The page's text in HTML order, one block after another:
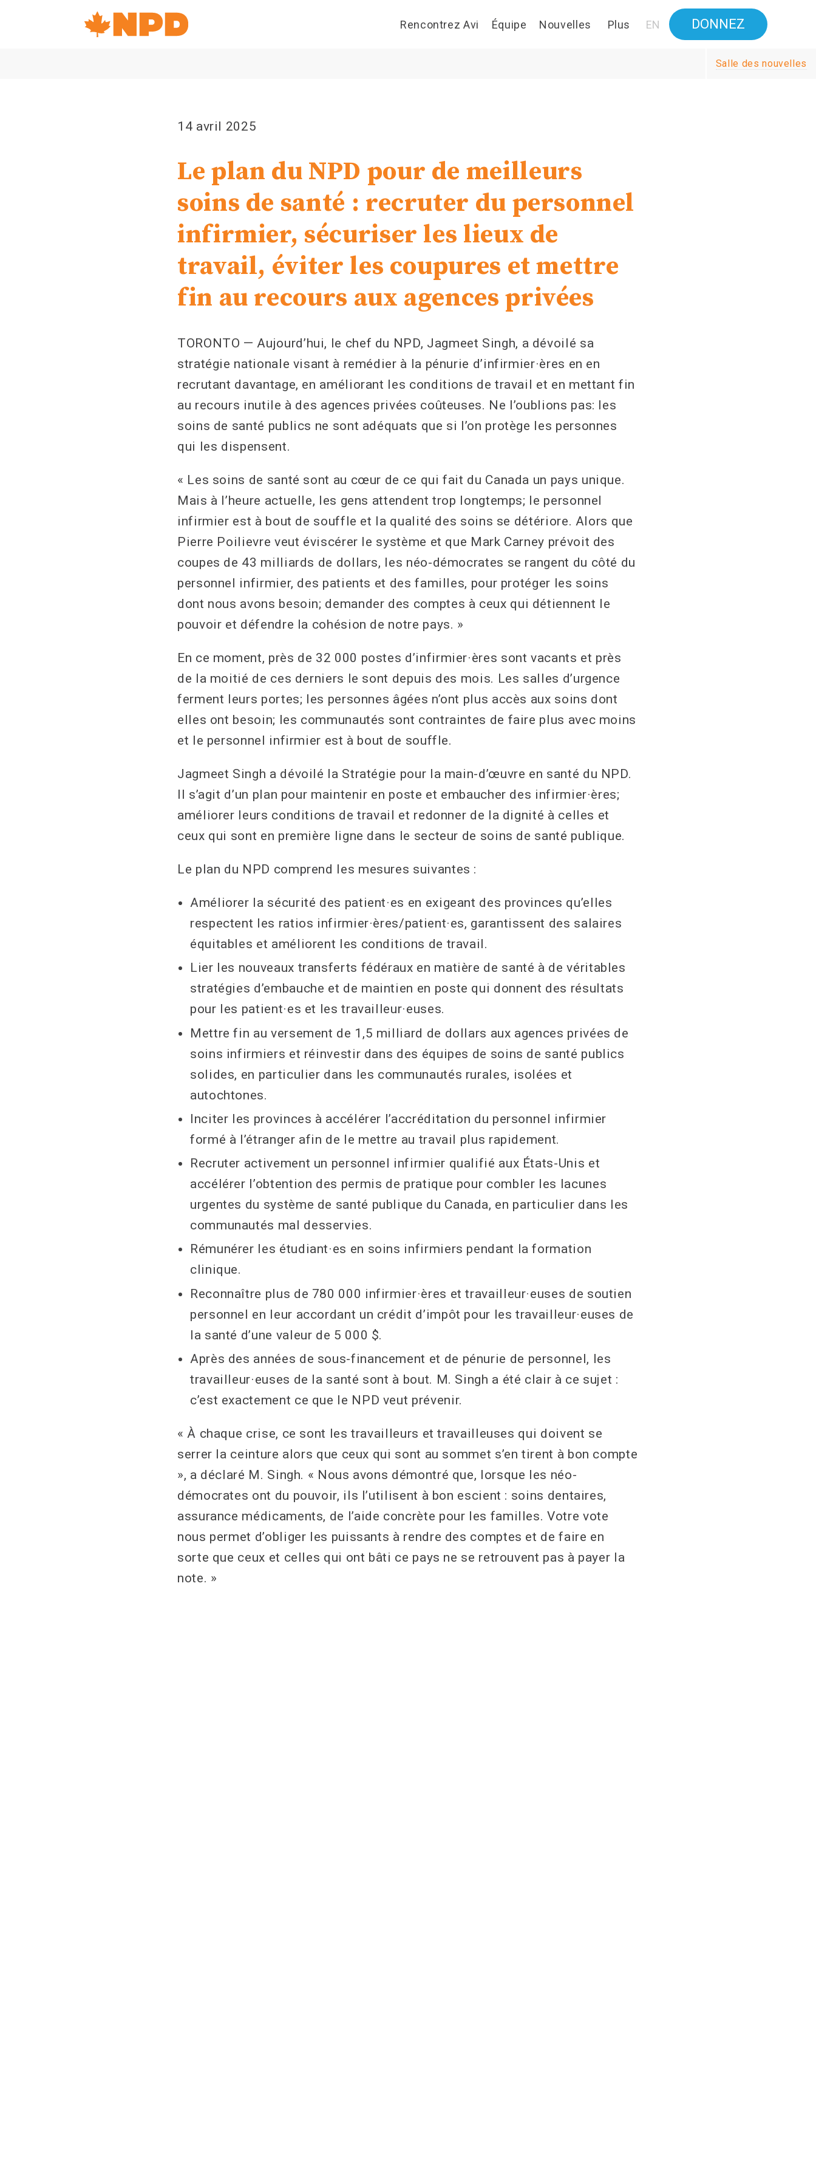
Canada's
Navigation Rencontrez Avi Équipe Nouvelles Plus EN DONNEZ
Salle des nouvelles
14 avril 2025
Le plan du NPD pour de meilleurs
soins de santé : recruter du personnel
infirmier, sécuriser les lieux de
travail, éviter les coupures et mettre
fin au recours aux agences privées
TORONTO — Aujourd’hui, le chef du NPD, Jagmeet Singh, a dévoilé sa
stratégie nationale visant à remédier à la pénurie d’infirmier·ères en en
recrutant davantage, en améliorant les conditions de travail et en mettant fin
au recours inutile à des agences privées coûteuses. Ne l’oublions pas: les
soins de santé publics ne sont adéquats que si l’on protège les personnes
qui les dispensent.
« Les soins de santé sont au cœur de ce qui fait du Canada un pays unique.
Mais à l’heure actuelle, les gens attendent trop longtemps; le personnel
infirmier est à bout de souffle et la qualité des soins se détériore. Alors que
Pierre Poilievre veut éviscérer le système et que Mark Carney prévoit des
coupes de 43 milliards de dollars, les néo-démocrates se rangent du côté du
personnel infirmier, des patients et des familles, pour protéger les soins
dont nous avons besoin; demander des comptes à ceux qui détiennent le
pouvoir et défendre la cohésion de notre pays. »
En ce moment, près de 32 000 postes d’infirmier·ères sont vacants et près
de la moitié de ces derniers le sont depuis des mois. Les salles d’urgence
ferment leurs portes; les personnes âgées n’ont plus accès aux soins dont
elles ont besoin; les communautés sont contraintes de faire plus avec moins
et le personnel infirmier est à bout de souffle.
Jagmeet Singh a dévoilé la Stratégie pour la main-d’œuvre en santé du NPD.
Il s’agit d’un plan pour maintenir en poste et embaucher des infirmier·ères;
améliorer leurs conditions de travail et redonner de la dignité à celles et
ceux qui sont en première ligne dans le secteur de soins de santé publique.
Le plan du NPD comprend les mesures suivantes :
Améliorer la sécurité des patient·es en exigeant des provinces qu’elles
respectent les ratios infirmier·ères/patient·es, garantissent des salaires
équitables et améliorent les conditions de travail.
Lier les nouveaux transferts fédéraux en matière de santé à de véritables
stratégies d’embauche et de maintien en poste qui donnent des résultats
pour les patient·es et les travailleur·euses.
Mettre fin au versement de 1,5 milliard de dollars aux agences privées de
soins infirmiers et réinvestir dans des équipes de soins de santé publics
solides, en particulier dans les communautés rurales, isolées et
autochtones.
Inciter les provinces à accélérer l’accréditation du personnel infirmier
formé à l’étranger afin de le mettre au travail plus rapidement.
Recruter activement un personnel infirmier qualifié aux États-Unis et
accélérer l’obtention des permis de pratique pour combler les lacunes
urgentes du système de santé publique du Canada, en particulier dans les
communautés mal desservies.
Rémunérer les étudiant·es en soins infirmiers pendant la formation
clinique.
Reconnaître plus de 780 000 infirmier·ères et travailleur·euses de soutien
personnel en leur accordant un crédit d’impôt pour les travailleur·euses de
la santé d’une valeur de 5 000 $.
Après des années de sous-financement et de pénurie de personnel, les
travailleur·euses de la santé sont à bout. M. Singh a été clair à ce sujet :
c’est exactement ce que le NPD veut prévenir.
« À chaque crise, ce sont les travailleurs et travailleuses qui doivent se
serrer la ceinture alors que ceux qui sont au sommet s’en tirent à bon compte
», a déclaré M. Singh. « Nous avons démontré que, lorsque les néo-
démocrates ont du pouvoir, ils l’utilisent à bon escient : soins dentaires,
assurance médicaments, de l’aide concrète pour les familles. Votre vote
nous permet d’obliger les puissants à rendre des comptes et de faire en
sorte que ceux et celles qui ont bâti ce pays ne se retrouvent pas à payer la
note. »